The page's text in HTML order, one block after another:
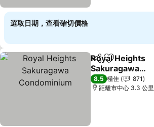
選取日期，查看確切價格
分享 放到收藏夾
Royal Heights
Sakuragawa
Condominium
查看價格
8.5 極佳
871
距離市中心 3.3 公里